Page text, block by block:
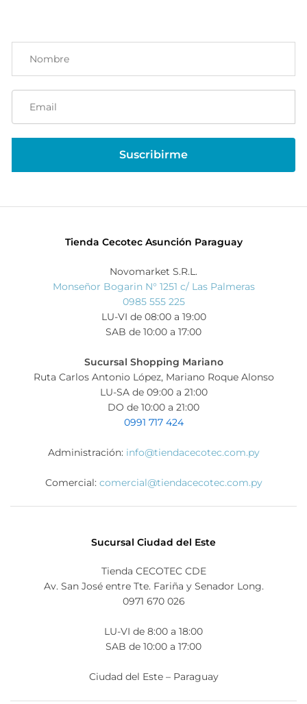
Tienda Cecotec Asunción Paraguay
Novomarket S.R.L.
Monseñor Bogarin N° 1251 c/ Las Palmeras
0985 555 225
LU-VI de 08:00 a 19:00
SAB de 10:00 a 17:00
Sucursal Shopping Mariano
Ruta Carlos Antonio López, Mariano Roque Alonso
LU-SA de 09:00 a 21:00
DO de 10:00 a 21:00
0991 717 424
Administración: info@tiendacecotec.com.py
Comercial: comercial@tiendacecotec.com.py
Sucursal Ciudad del Este
Tienda CECOTEC CDE
Av. San José entre Tte. Fariña y Senador Long.
0971 670 026
LU-VI de 8:00 a 18:00
SAB de 10:00 a 17:00
Ciudad del Este – Paraguay